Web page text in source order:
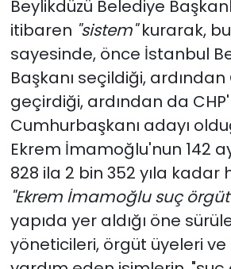
Beylikdüzü Belediye
itibaren "sistem"kurarak,
sayesinde, önce İstanbul
Başkanı seçildiği, ardından
geçirdiği, ardından da
Cumhurbaşkanı adayı
Ekrem İmamoğlu'nun 142
828 ila 2 bin 352 yıla kadar
"Ekrem İmamoğlu suç
yapıda yer aldığı öne
yöneticileri, örgüt üyeleri